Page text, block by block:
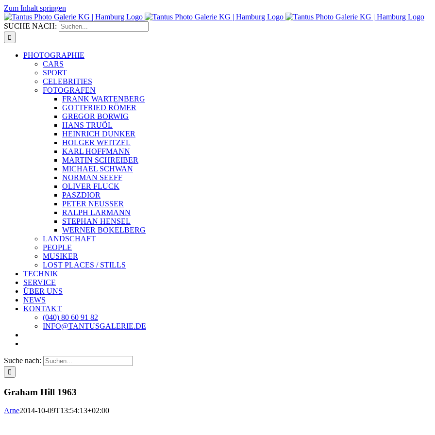
Zum Inhalt springen
SUCHE NACH:
PHOTOGRAPHIE
CARS
SPORT
CELEBRITIES
FOTOGRAFEN
FRANK WARTENBERG
GOTTFRIED RÖMER
GREGOR BORWIG
HANS TRUÖL
HEINRICH DUNKER
HOLGER WEITZEL
KARL HOFFMANN
MARTIN SCHREIBER
MICHAEL SCHWAN
NORMAN SEEFF
OLIVER FLUCK
PASZDIOR
PETER NEUSSER
RALPH LARMANN
STEPHAN HENSEL
WERNER BOKELBERG
LANDSCHAFT
PEOPLE
MUSIKER
LOST PLACES / STILLS
TECHNIK
SERVICE
ÜBER UNS
NEWS
KONTAKT
(040) 80 60 91 82
INFO@TANTUSGALERIE.DE
Suche nach:
Graham Hill 1963
Arne2014-10-09T13:54:13+02:00